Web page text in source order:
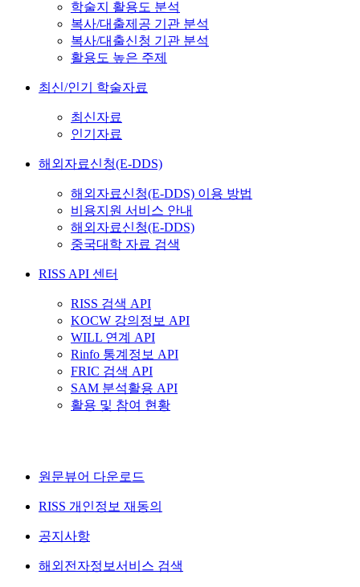
학술지 활용도 분석
복사/대출제공 기관 분석
복사/대출신청 기관 분석
활용도 높은 주제
최신/인기 학술자료
최신자료
인기자료
해외자료신청(E-DDS)
해외자료신청(E-DDS) 이용 방법
비용지원 서비스 안내
해외자료신청(E-DDS)
중국대학 자료 검색
RISS API 센터
RISS 검색 API
KOCW 강의정보 API
WILL 연계 API
Rinfo 통계정보 API
FRIC 검색 API
SAM 분석활용 API
활용 및 참여 현황
원문뷰어 다운로드
RISS 개인정보 재동의
공지사항
해외전자정보서비스 검색